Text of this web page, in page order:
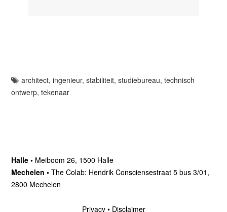
architect,ingenieur,stabiliteit,studiebureau,technisch
ontwerp,tekenaar
Halle • Meiboom 26, 1500 Halle
Mechelen •The Colab: Hendrik Consciensestraat 5 bus 3/01,
2800 Mechelen
Privacy• Disclaimer